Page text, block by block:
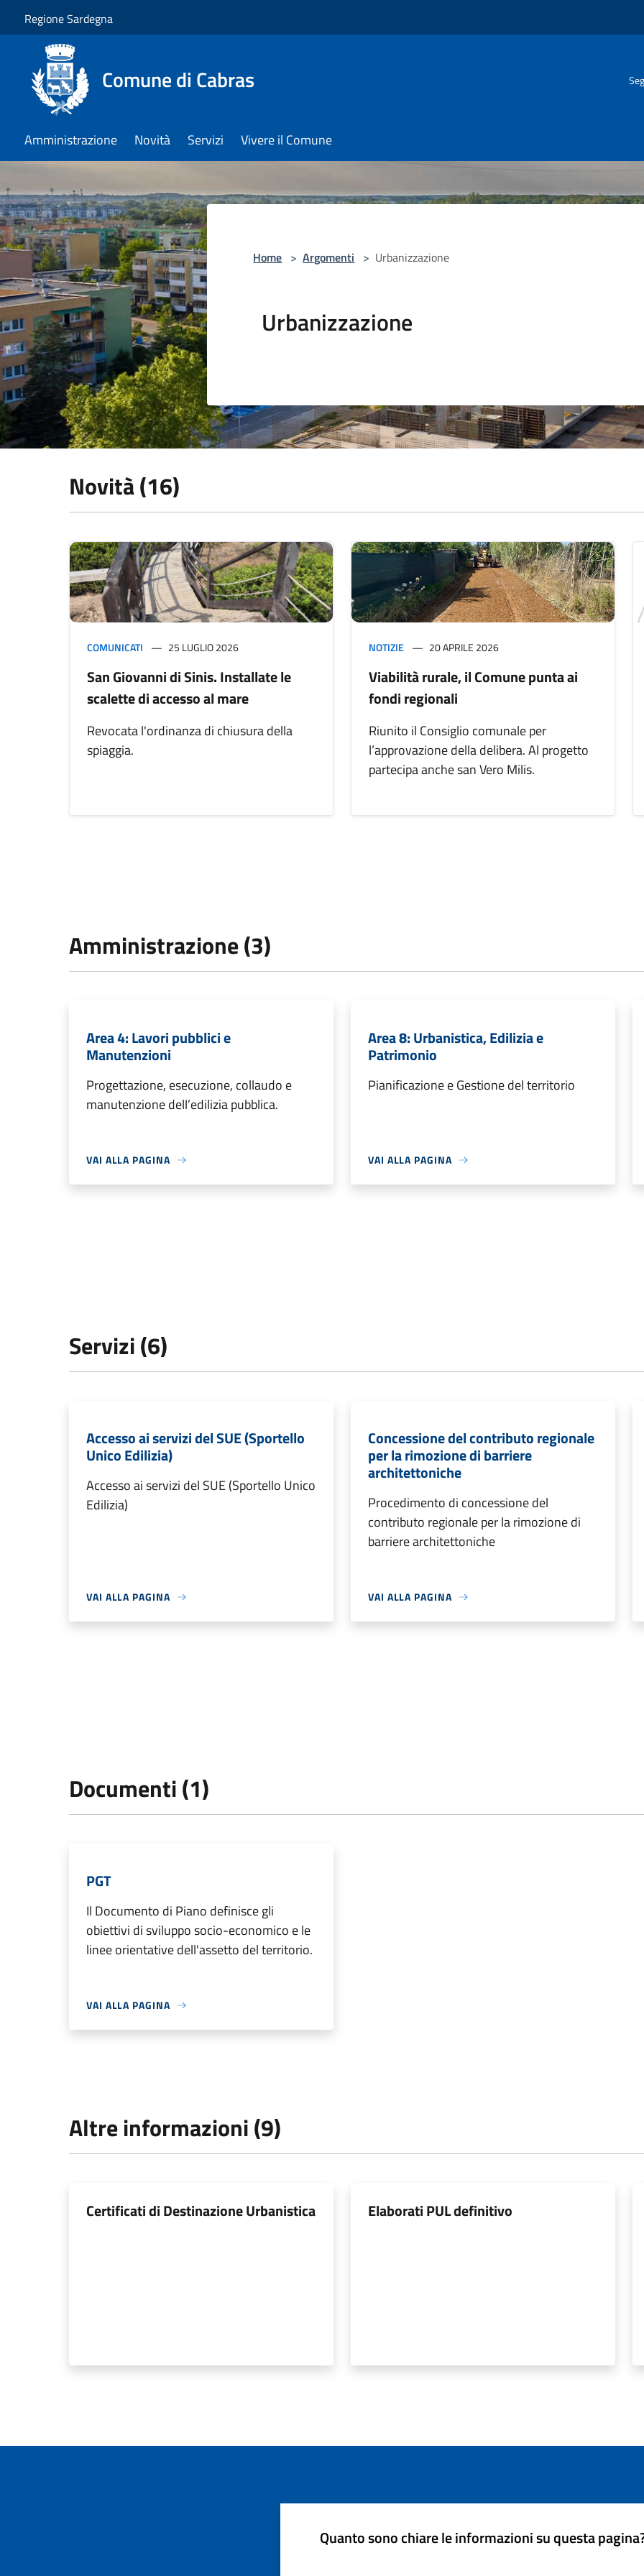
Regione Sardegna
Comune di Cabras
Amministrazione Novità Servizi Vivere il Comune
Home > Argomenti > Urbanizzazione
Urbanizzazione
Novità (16)
COMUNICATI 25 LUGLIO 2026
San Giovanni di Sinis. Installate le
scalette di accesso al mare
Revocata l'ordinanza di chiusura della
spiaggia.
NOTIZIE 20 APRILE 2026
Viabilità rurale, il Comune punta ai
fondi regionali
Riunito il Consiglio comunale per
l’approvazione della delibera. Al progetto
partecipa anche san Vero Milis.
Amministrazione (3)
Area 4: Lavori pubblici e
Manutenzioni
Progettazione, esecuzione, collaudo e
manutenzione dell’edilizia pubblica.
VAI ALLA PAGINA
Area 8: Urbanistica, Edilizia e
Patrimonio
Pianificazione e Gestione del territorio
VAI ALLA PAGINA
Servizi (6)
Accesso ai servizi del SUE (Sportello
Unico Edilizia)
Accesso ai servizi del SUE (Sportello Unico
Edilizia)
VAI ALLA PAGINA
Concessione del contributo regionale
per la rimozione di barriere
architettoniche
Procedimento di concessione del
contributo regionale per la rimozione di
barriere architettoniche
VAI ALLA PAGINA
Documenti (1)
PGT
Il Documento di Piano definisce gli
obiettivi di sviluppo socio-economico e le
linee orientative dell'assetto del territorio.
VAI ALLA PAGINA
Altre informazioni (9)
Certificati di Destinazione Urbanistica Elaborati PUL definitivo
Quanto sono chiare le informazioni su questa